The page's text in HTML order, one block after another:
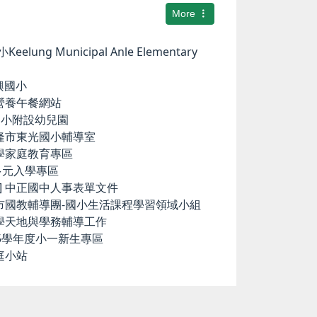
More
Keelung Municipal Anle Elementary
國小
養午餐網站
附設幼兒園
東光國小輔導室
家庭教育專區
入學專區
正國中人事表單文件
教輔導團-國小生活課程學習領域小組
地與學務輔導工作
年度小一新生專區
小站